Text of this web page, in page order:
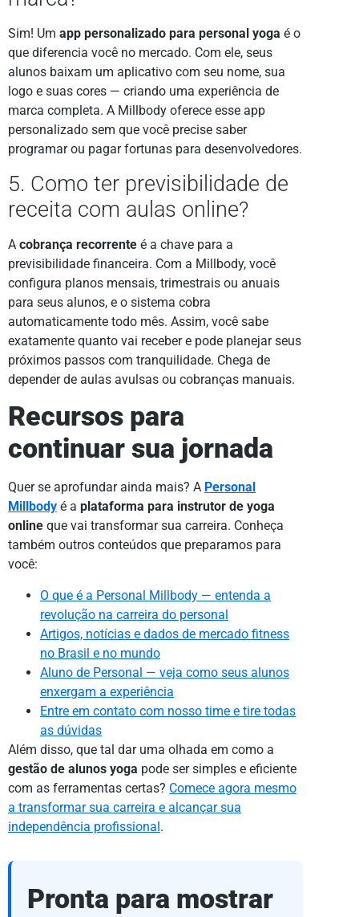
Sim! Um app personalizado para personal yoga é o
que diferencia você no mercado. Com ele, seus
alunos baixam um aplicativo com seu nome, sua
logo e suas cores — criando uma experiência de
marca completa. A Millbody oferece esse app
personalizado sem que você precise saber
programar ou pagar fortunas para desenvolvedores.
5. Como ter previsibilidade de
receita com aulas online?
A cobrança recorrente é a chave para a
previsibilidade financeira. Com a Millbody, você
configura planos mensais, trimestrais ou anuais
para seus alunos, e o sistema cobra
automaticamente todo mês. Assim, você sabe
exatamente quanto vai receber e pode planejar seus
próximos passos com tranquilidade. Chega de
depender de aulas avulsas ou cobranças manuais.
Recursos para
continuar sua jornada
Quer se aprofundar ainda mais? A Personal
Millbody é a plataforma para instrutor de yoga
online que vai transformar sua carreira. Conheça
também outros conteúdos que preparamos para
você:
O que é a Personal Millbody — entenda a
revolução na carreira do personal
Artigos, notícias e dados de mercado fitness
no Brasil e no mundo
Aluno de Personal — veja como seus alunos
enxergam a experiência
Entre em contato com nosso time e tire todas
as dúvidas
Além disso, que tal dar uma olhada em como a
gestão de alunos yoga pode ser simples e eficiente
com as ferramentas certas? Comece agora mesmo
a transformar sua carreira e alcançar sua
independência profissional.
Pronta para mostrar